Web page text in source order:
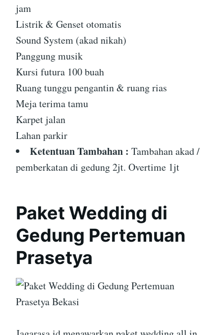
jam
Listrik & Genset otomatis
Sound System (akad nikah)
Panggung musik
Kursi futura 100 buah
Ruang tunggu pengantin & ruang rias
Meja terima tamu
Karpet jalan
Lahan parkir
Ketentuan Tambahan : Tambahan akad /
pemberkatan di gedung 2jt. Overtime 1jt
Paket Wedding di
Gedung Pertemuan
Prasetya